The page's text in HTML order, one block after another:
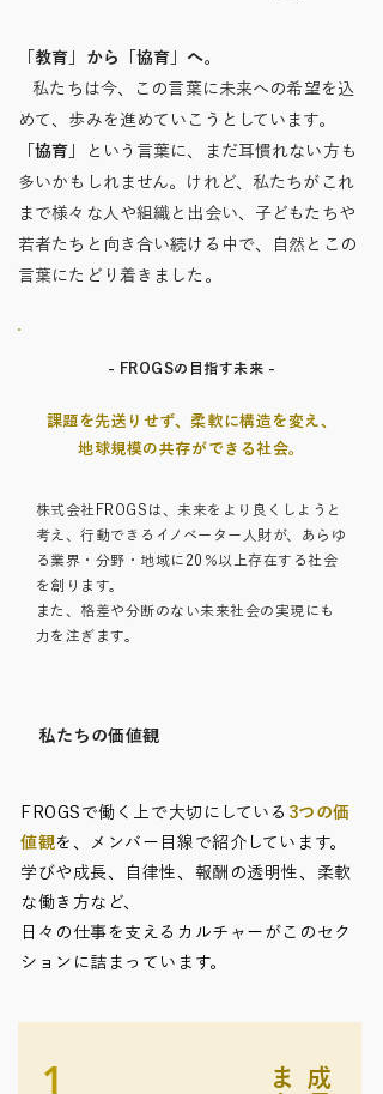
「教育」から「協育」へ。
私たちは今、この言葉に未来への希望を込
めて、歩みを進めていこうとしています。
「協育」
という言葉に、まだ耳慣れない方も
多いかもしれません。
けれど、私たちがこれ
まで様々な人や組織と出会い、子どもたちや
若者たちと向き合い続ける中で、
自然とこの
言葉にたどり着きました。
- FROGSの目指す未来 -
課題を先送りせず、柔軟に構造を変え、
地球規模の共存ができる社会。
株式会社FROGSは、未来をより良くしようと
考え、行動できるイノベーター人財が、あらゆ
る業界・分野・地域に20％以上存在する社会
を創ります。
また、格差や分断のない未来社会の実現にも
力を注ぎます。
私たちの価値観
FROGSで働く上で大切にしている 3つの価
値観を、メンバー目線で紹介しています。
学びや成長、自律性、報酬の透明性、柔軟
な働き方など、
日々の仕事を支えるカルチャーがこのセク
ションに詰まっています。
1